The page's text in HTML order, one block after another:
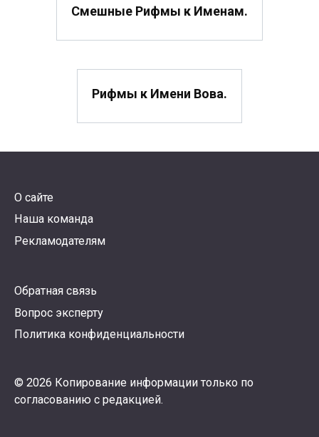
Смешные Рифмы к Именам.
Рифмы к Имени Вова.
О сайте
Наша команда
Рекламодателям
Обратная связь
Вопрос эксперту
Политика конфиденциальности
© 2026 Копирование информации только по
согласованию с редакцией.